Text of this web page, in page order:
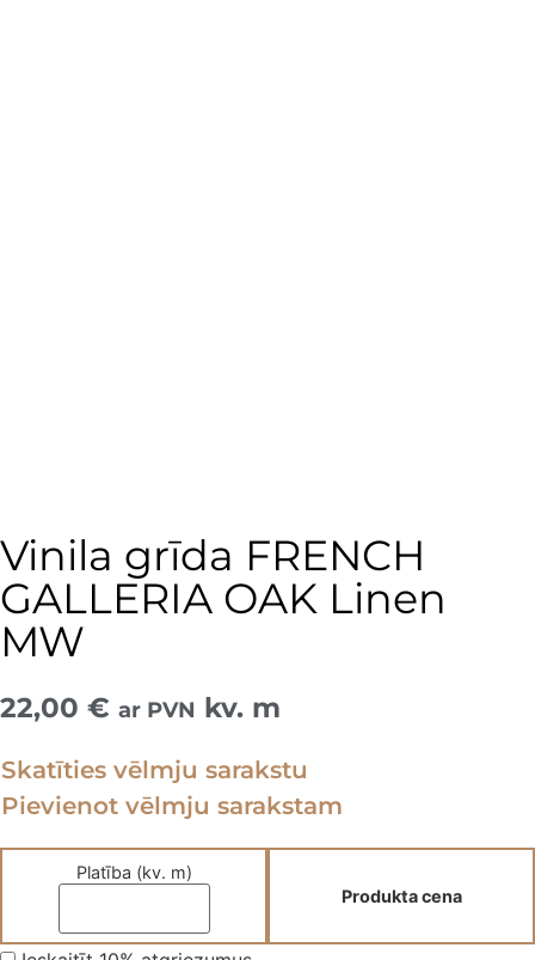
Vinila grīda FRENCH
GALLERIA OAK Linen
MW
22,00 € ar PVN kv. m
Skatīties vēlmju sarakstu
Pievienot vēlmju sarakstam
Platība (kv. m)
Produkta cena